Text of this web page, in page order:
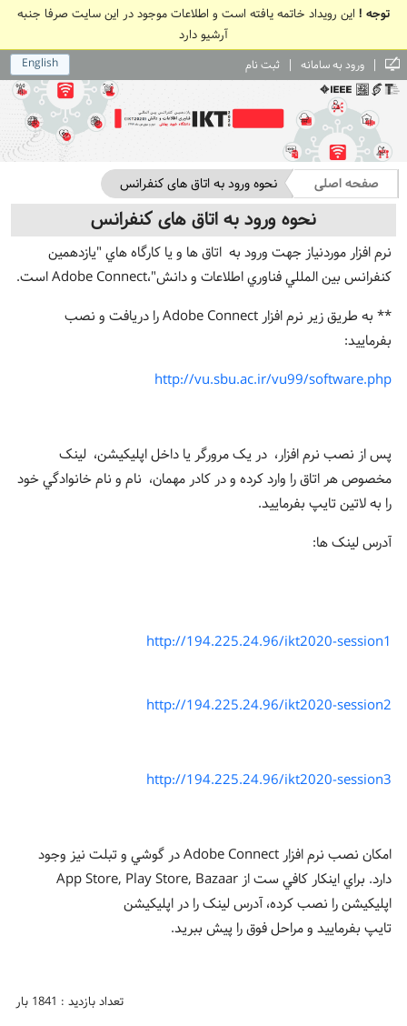
توجه ! این رویداد خاتمه یافته است و اطلاعات موجود در این سایت صرفا جنبه
آرشیو دارد
| ورود به سامانه | ثبت نام English
صفحه اصلی نحوه ورود به اتاق های کنفرانس
نحوه ورود به اتاق های کنفرانس
نرم افزار موردنياز جهت ورود به اتاق ها و يا کارگاه هاي "يازدهمين
کنفرانس بين المللي فناوري اطلاعات و دانش"،Adobe Connect است.
** به طريق زير نرم افزار Adobe Connect را دريافت و نصب
بفرماييد:
http://vu.sbu.ac.ir/vu99/software.php
پس از نصب نرم افزار، در يک مرورگر يا داخل اپليکيشن، لينک
مخصوص هر اتاق را وارد کرده و در کادر مهمان، نام و نام خانوادگي خود
را به لاتين تايپ بفرماييد.
آدرس لينک ها:
http://194.225.24.96/ikt2020-session1
http://194.225.24.96/ikt2020-session2
http://194.225.24.96/ikt2020-session3
امکان نصب نرم افزار Adobe Connect در گوشي و تبلت نیز وجود
دارد. براي اينکار کافي ست از App Store, Play Store, Bazaar
اپليکيشن را نصب کرده، آدرس لینک را در اپلیکیشن
تایپ بفرمایید و مراحل فوق را پيش ببريد.
تعداد بازدید : 1841 بار